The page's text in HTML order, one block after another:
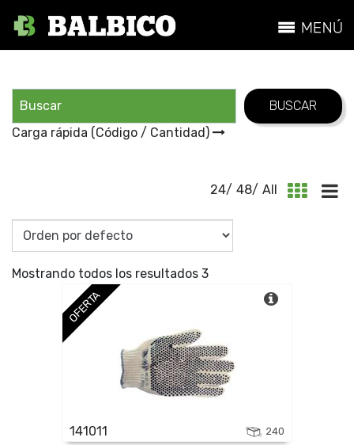
Carga rápida (Código / Cantidad)
24/ 48/ All
Mostrando todos los resultados 3
OFERTA
141011 240